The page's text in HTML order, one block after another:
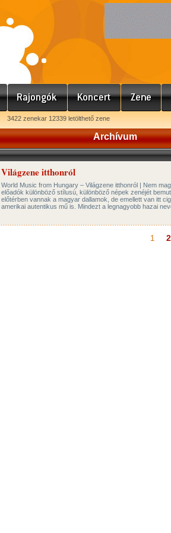
3422 zenekar 12339 letölthető zene
Archívum
Világzene itthonról
World Music from Hungary – Világzene itthonról | Nem
előadók különböző stílusú, különböző népek zenéjét
előtérben vannak a magyar dallamok, de emellett van itt
amerikai autentikus mű is. Mindezt a legnagyobb hazai
1 2